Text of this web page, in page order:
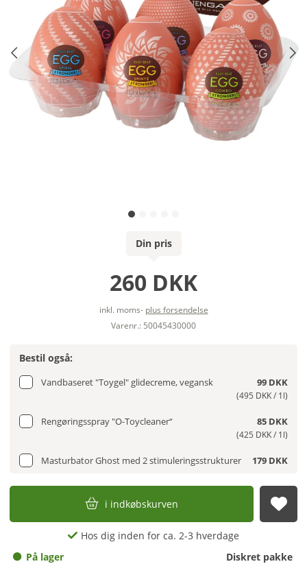
Din pris
260 DKK
inkl. moms- plus forsendelse
Varenr.: 50045430000
Bestil også:
Vandbaseret "Toygel" glidecreme, vegansk 99 DKK
(495 DKK / 1l)
Rengøringsspray "O-Toycleaner“ 85 DKK
(425 DKK / 1l)
Masturbator Ghost med 2 stimuleringsstrukturer 179 DKK
i indkøbskurven
Hos dig inden for ca. 2-3 hverdage
På lager
Diskret pakke